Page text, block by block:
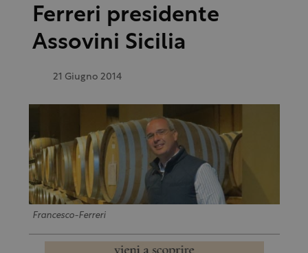
Ferreri presidente
Assovini Sicilia
21 Giugno 2014
Francesco-Ferreri